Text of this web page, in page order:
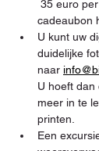
cadeaubon
U kunt uw
duidelijke
naar
U hoeft dan
meer in te
printen.
Een